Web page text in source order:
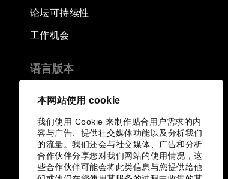
本网站使用 cookie
我们使用 Cookie 来制作贴合用户需求的内
容与广告、提供社交媒体功能以及分析我们
的流量。我们还会与社交媒体、广告和分析
合作伙伴分享您对我们网站的使用情况，这
些合作伙伴可能会将此类信息与您提供给他
论坛可持续性
工作机会
语言版本